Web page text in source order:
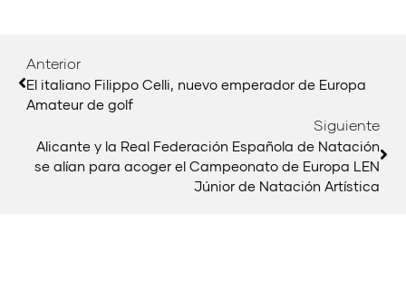
Anterior
El italiano Filippo Celli, nuevo emperador de Europa
Amateur de golf
Siguiente
Alicante y la Real Federación Española de Natación
se alían para acoger el Campeonato de Europa LEN
Júnior de Natación Artística